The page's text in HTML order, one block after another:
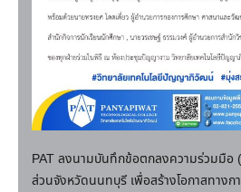
PAT ลงนามบันทึกข้อตกลงความร่วมมือ
ส่วนจังหวัดนนทบุรี เพื่อสร้างโอกาสทางก